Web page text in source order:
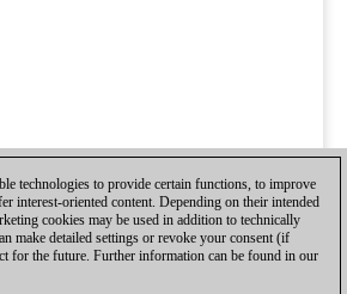
technologies to provide certain functions, to improve
interest-oriented content. Depending on their intended
cookies may be used in addition to technically
make detailed settings or revoke your consent (if
for the future. Further information can be found in our